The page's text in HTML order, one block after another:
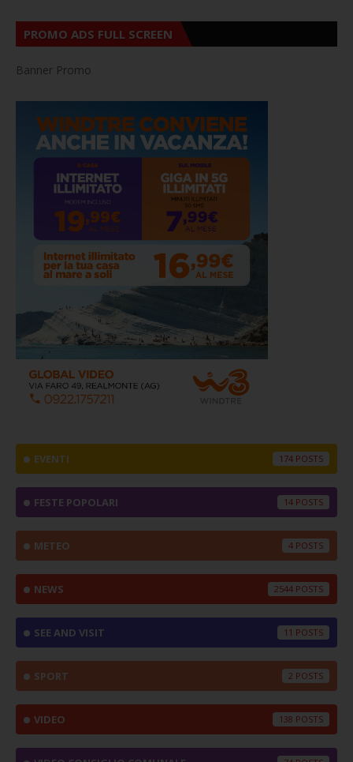
PROMO ADS FULL SCREEN
Banner Promo
EVENTI 174
FESTE POPOLARI 14
METEO 4
NEWS 2544
SEE AND VISIT 11
SPORT 2
VIDEO 138